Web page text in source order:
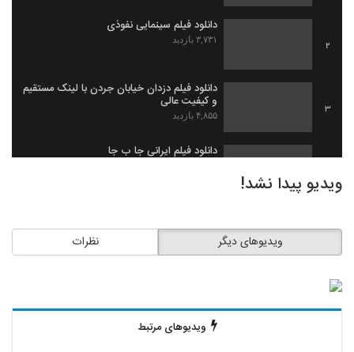
2
دانلود فیلم سینمایی نفوذی
۳,۷۳۱ بازدید
3
دانلود فیلم دزدان خیابان جردن با لینک مستقیم
و کیفیت عالی
۴,۸۵۵ بازدید
دانلود فیلم ایرانی جا ب جا
جرموز
دانلود فیلم بیچاره ها
ویدیو پیدا نشد!
نظرات ویدیوهای دیگر
ویدیوهای مرتبط